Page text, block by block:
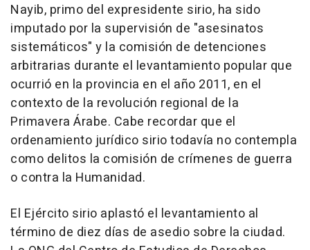
Nayib, primo del expresidente sirio, ha sido
imputado por la supervisión de "asesinatos
sistemáticos" y la comisión de detenciones
arbitrarias durante el levantamiento popular que
ocurrió en la provincia en el año 2011, en el
contexto de la revolución regional de la
Primavera Árabe. Cabe recordar que el
ordenamiento jurídico sirio todavía no contempla
como delitos la comisión de crímenes de guerra
o contra la Humanidad.
El Ejército sirio aplastó el levantamiento al
término de diez días de asedio sobre la ciudad.